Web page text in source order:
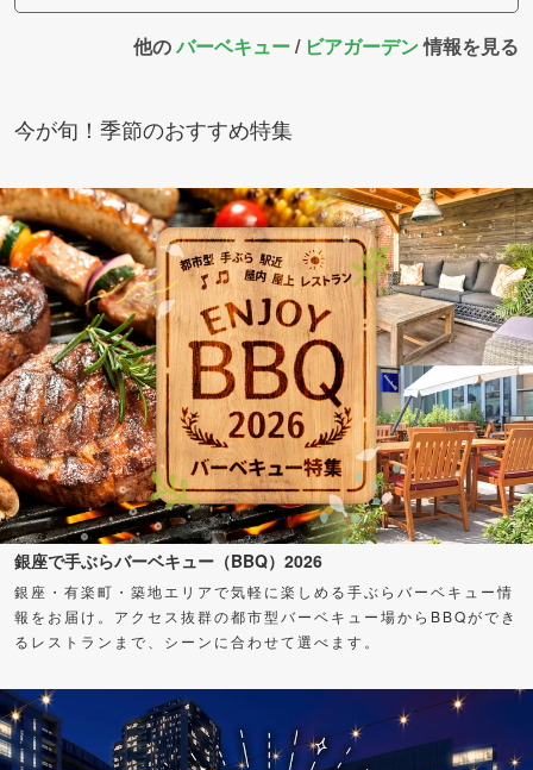
他のバーベキュー/ ビアガーデン情報を見る
今が旬！季節のおすすめ特集
銀座で手ぶらバーベキュー（BBQ）2026
銀座・有楽町・築地エリアで気軽に楽しめる手ぶらバーベキュー情
報をお届け。アクセス抜群の都市型バーベキュー場からBBQができ
るレストランまで、シーンに合わせて選べます。